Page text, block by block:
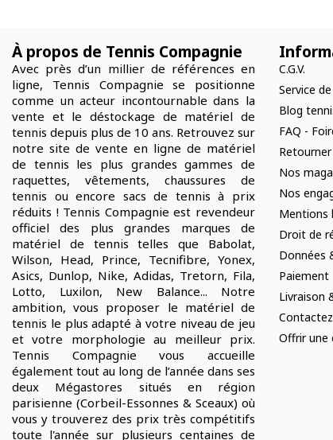
À propos de Tennis Compagnie
Avec près d’un millier de références en
ligne, Tennis Compagnie se positionne
comme un acteur incontournable dans la
vente et le déstockage de matériel de
tennis depuis plus de 10 ans. Retrouvez sur
notre site de vente en ligne de matériel
de tennis les plus grandes gammes de
raquettes, vêtements, chaussures de
tennis ou encore sacs de tennis à prix
réduits ! Tennis Compagnie est revendeur
officiel des plus grandes marques de
matériel de tennis telles que Babolat,
Wilson, Head, Prince, Tecnifibre, Yonex,
Asics, Dunlop, Nike, Adidas, Tretorn, Fila,
Lotto, Luxilon, New Balance... Notre
ambition, vous proposer le matériel de
tennis le plus adapté à votre niveau de jeu
et votre morphologie au meilleur prix.
Tennis Compagnie vous accueille
également tout au long de l’année dans ses
deux Mégastores situés en région
parisienne (Corbeil-Essonnes & Sceaux) où
vous y trouverez des prix très compétitifs
toute l'année sur plusieurs centaines de
C.G.V.
Service
Blog
FAQ -
Nos
Nos
Mentions
Droit de
Données
Paiement
Livraison
Offrir une